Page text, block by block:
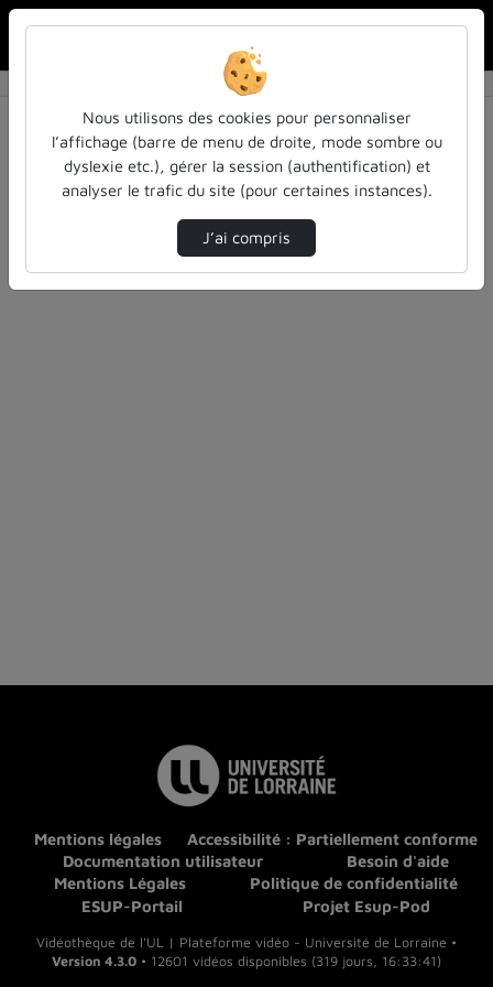
Résultats de la recherche
Filtres actifs (cliquer pour en retirer) :
Français
autres alternance
Mentions légales
Accessibilité : Partiellement conforme
Documentation utilisateur
Besoin d'aide
Mentions Légales
Politique de confidentialité
ESUP-Portail
Projet Esup-Pod
Vidéothèque de l'UL | Plateforme vidéo - Université de Lorraine •
Version 4.3.0 • 12601 vidéos disponibles (319 jours, 16:33:41)
Nous utilisons des cookies pour personnaliser
l’affichage (barre de menu de droite, mode sombre ou
dyslexie etc.), gérer la session (authentification) et
analyser le trafic du site (pour certaines instances).
J’ai compris